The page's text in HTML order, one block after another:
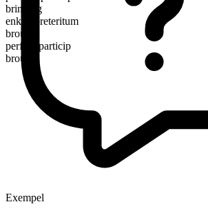
bringing
enkelt preteritum
brought
perfekt particip
brought
Exempel